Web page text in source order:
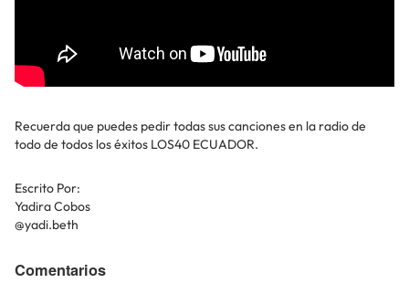
Recuerda que puedes pedir todas sus canciones en la radio de
todo de todos los éxitos LOS40 ECUADOR.
Escrito Por:
Yadira Cobos
@yadi.beth
Comentarios